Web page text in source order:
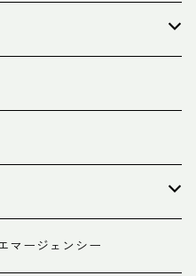
マージェンシー